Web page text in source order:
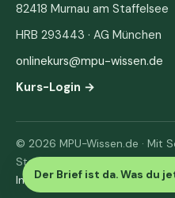
Der Brief ist da. Was du
82418 Murnau am Staffelsee
HRB 293443 · AG München
onlinekurs@mpu-wissen.de
Kurs-Login →
© 2026 MPU-Wissen.de · Mit
Staffelsee
Impressum· Datenschutz &